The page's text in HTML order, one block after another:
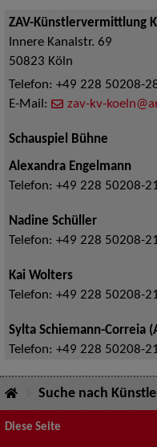
ZAV-Künstlervermittlung
Innere Kanalstr. 69
50823 Köln
Telefon: +49 228 50208-
E-Mail:
zav-kv-
Schauspiel Bühne
Alexandra Engelmann
Telefon: +49 228 50208-
Nadine Schüller
Telefon: +49 228 50208-
Kai Wolters
Telefon: +49 228 50208-
Sylta Schiemann-Correia
Telefon: +49 228 50208-
Suche nach
Diese Seite